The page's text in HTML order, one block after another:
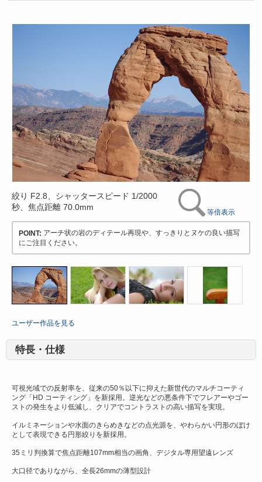
絞り F2.8、シャッタースピード 1/2000
秒、焦点距離 70.0mm
等倍表示
POINT: アーチ状の岩のディテール再現や、すっきりとヌケの良い描写
にご注目ください。
F2.8、
ャ
ッ
ピ
ー
ド
1/2000
秒、
焦
点
離
70.0mm
F3.5、
ス
ピ
ー
ド
1/800
秒、
焦
点
距
離
70mm
ス
ピ
ー
ド
1/500
秒、
点
距
離
70mm
ピ
ー
ド
1/320
秒、
点
距
ユーザー作品を見る
特長・仕様
可視光域での反射率を、従来の50％以下に抑えた新世代のマルチコーティ
ング「HD コーティング」を新採用。逆光などの悪条件下でフレアーやゴー
ストの発生をより低減し、クリアでコントラストの高い描写を実現。
イルミネーションや水面のきらめきなどの点光源を、やわらかい円形のぼけ
として表現できる円形絞りを新採用。
35ミリ判換算で焦点距離107mm相当の画角、デジタル専用望遠レンズ
大口径でありながら、全長26mmの薄型設計